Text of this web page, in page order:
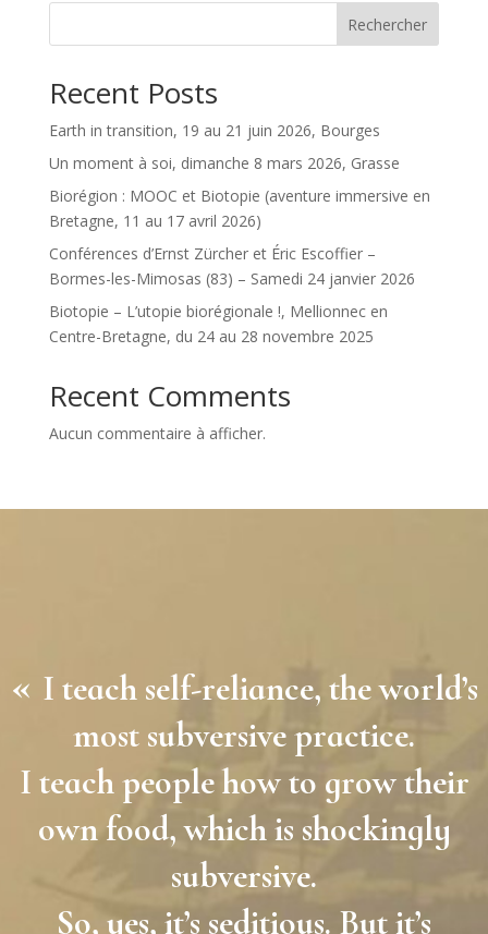
Rechercher
Recent Posts
Earth in transition, 19 au 21 juin 2026, Bourges
Un moment à soi, dimanche 8 mars 2026, Grasse
Biorégion : MOOC et Biotopie (aventure immersive en
Bretagne, 11 au 17 avril 2026)
Conférences d’Ernst Zürcher et Éric Escoffier –
Bormes-les-Mimosas (83) – Samedi 24 janvier 2026
Biotopie – L’utopie biorégionale !, Mellionnec en
Centre-Bretagne, du 24 au 28 novembre 2025
Recent Comments
Aucun commentaire à afficher.
« I teach self-reliance, the world’s
most subversive practice.
I teach people how to grow their
own food, which is shockingly
subversive.
So, yes, it’s seditious. But it’s